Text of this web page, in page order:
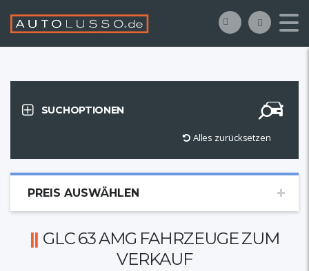
SUCHOPTIONEN
Alles zurücksetzen
PREIS AUSWÄHLEN
GLC 63 AMG FAHRZEUGE ZUM
VERKAUF